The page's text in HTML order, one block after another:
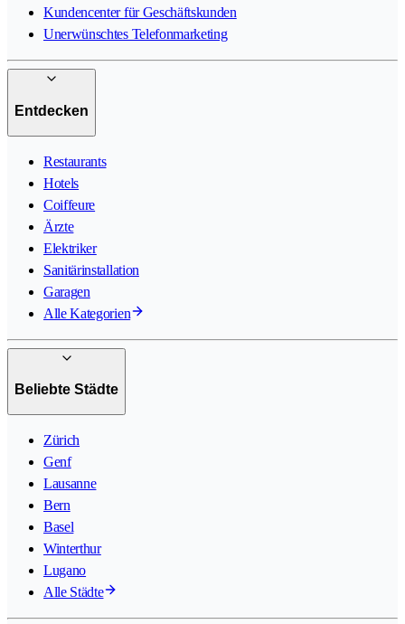
Kundencenter für Geschäftskunden
Unerwünschtes Telefonmarketing
Entdecken
Restaurants
Hotels
Coiffeure
Ärzte
Elektriker
Sanitärinstallation
Garagen
Alle Kategorien
Beliebte Städte
Zürich
Genf
Lausanne
Bern
Basel
Winterthur
Lugano
Alle Städte